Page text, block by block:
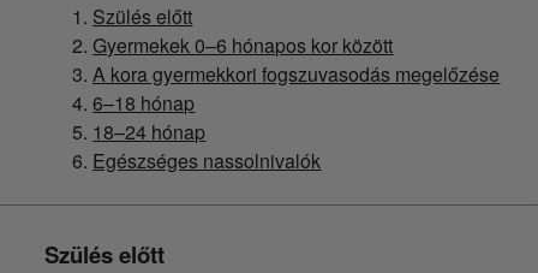
Szülés előtt
Gyermekek 0–6 hónapos kor között
A kora gyermekkori fogszuvasodás megelőzése
6–18 hónap
18–24 hónap
Egészséges nassolnivalók
Szülés előtt